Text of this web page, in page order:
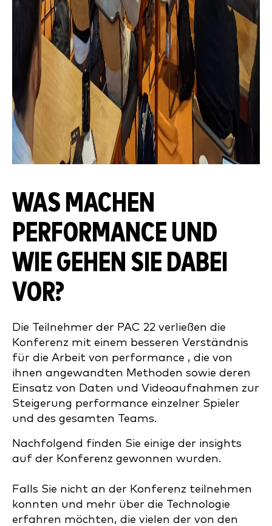
WAS MACHEN
PERFORMANCE UND
WIE GEHEN SIE DABEI
VOR?
Die Teilnehmer der PAC 22 verließen die
Konferenz mit einem besseren Verständnis
für die Arbeit von performance , die von
ihnen angewandten Methoden sowie deren
Einsatz von Daten und Videoaufnahmen zur
Steigerung performance einzelner Spieler
und des gesamten Teams.
Nachfolgend finden Sie einige der insights
auf der Konferenz gewonnen wurden.
Falls Sie nicht an der Konferenz teilnehmen
konnten und mehr über die Technologie
erfahren möchten, die vielen der von den